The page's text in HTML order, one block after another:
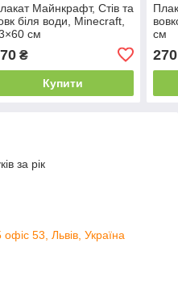
Майнкрафт, Стів та
біля води, Minecraft,
см
₴
Купити
см
270
за рік
53, Львів, Україна